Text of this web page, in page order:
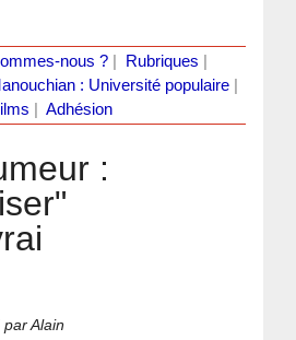
nous ?| Rubriques
: Université populaire
Adhésion
:
par Alain